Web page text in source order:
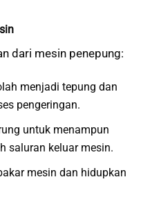
dari mesin penepung:
menjadi tepung dan
pengeringan.
untuk menampun
saluran keluar mesin.
mesin dan hidupkan